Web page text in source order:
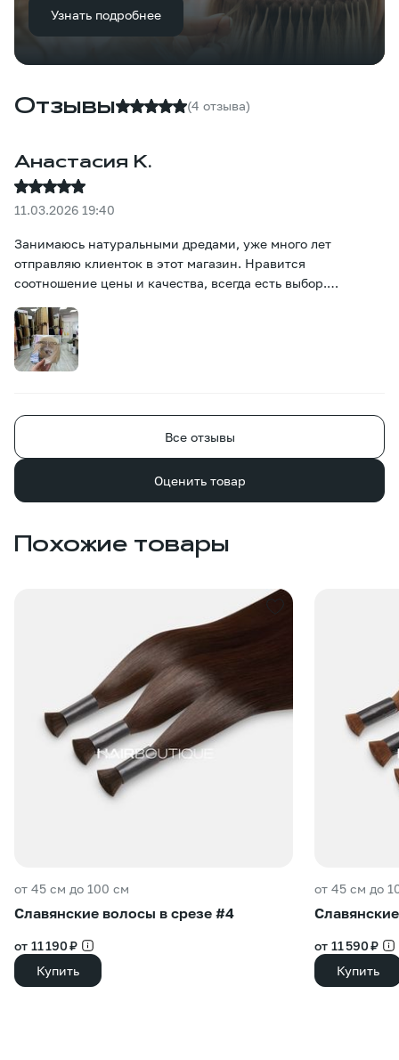
Узнать подробнее
Отзывы (4 отзыва)
Анастасия К.
11.03.2026 19:40
Занимаюсь натуральными дредами, уже много лет
отправляю клиенток в этот магазин. Нравится
соотношение цены и качества, всегда есть выбор.
Все отзывы
Оценить товар
Похожие товары
от 45 см до 100 см
Славянские волосы в срезе #4
от 11 190 ₽
Купить
от 45 см до
от 11 590 ₽
Купить